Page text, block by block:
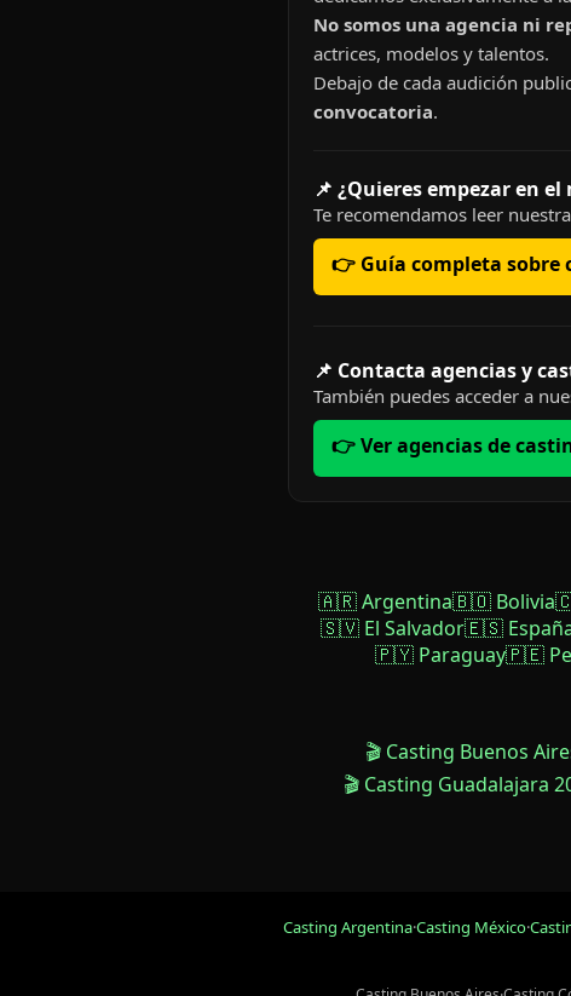
No somos una agencia ni
actrices, modelos y talentos.
Debajo de cada audición
convocatoria.
📌 ¿Quieres empezar en
Te recomendamos leer
👉 Guía completa sobre
📌 Contacta agencias y
También puedes acceder a
👉 Ver agencias de
🇦🇷 Argentina🇧🇴 Bolivia
🇸🇻 El Salvador🇪🇸
🇵🇾 Paraguay🇵🇪
🎬 Casting Buenos
🎬 Casting Guadalajara
Casting Argentina·Casting México·